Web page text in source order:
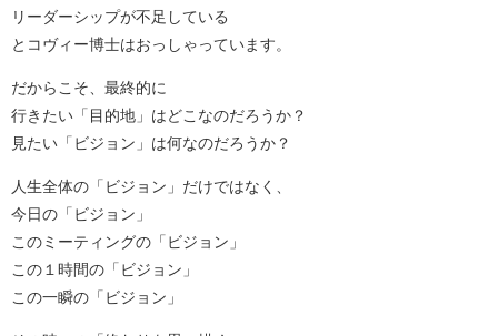
リーダーシップが不足している
とコヴィー博士はおっしゃっています。
だからこそ、最終的に
行きたい「目的地」はどこなのだろうか？
見たい「ビジョン」は何なのだろうか？
人生全体の「ビジョン」だけではなく、
今日の「ビジョン」
このミーティングの「ビジョン」
この１時間の「ビジョン」
この一瞬の「ビジョン」